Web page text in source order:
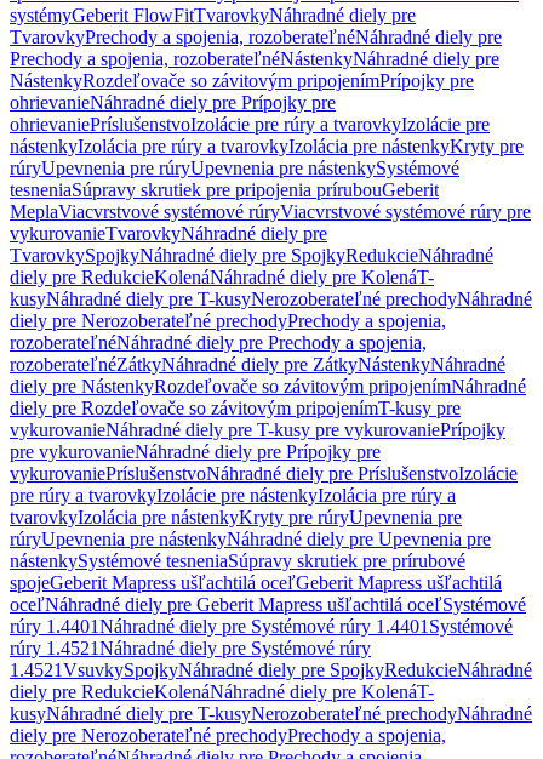
systémyGeberit FlowFitTvarovkyNáhradné diely pre
TvarovkyPrechody a spojenia, rozoberateľnéNáhradné diely pre
Prechody a spojenia, rozoberateľnéNástenkyNáhradné diely pre
NástenkyRozdeľovače so závitovým pripojenímPrípojky pre
ohrievanieNáhradné diely pre Prípojky pre
ohrievaniePríslušenstvoIzolácie pre rúry a tvarovkyIzolácie pre
nástenkyIzolácia pre rúry a tvarovkyIzolácia pre nástenkyKryty pre
rúryUpevnenia pre rúryUpevnenia pre nástenkySystémové
tesneniaSúpravy skrutiek pre pripojenia prírubouGeberit
MeplaViacvrstvové systémové rúryViacvrstvové systémové rúry pre
vykurovanieTvarovkyNáhradné diely pre
TvarovkySpojkyNáhradné diely pre SpojkyRedukcieNáhradné
diely pre RedukcieKolenáNáhradné diely pre KolenáT-
kusyNáhradné diely pre T-kusyNerozoberateľné prechodyNáhradné
diely pre Nerozoberateľné prechodyPrechody a spojenia,
rozoberateľnéNáhradné diely pre Prechody a spojenia,
rozoberateľnéZátkyNáhradné diely pre ZátkyNástenkyNáhradné
diely pre NástenkyRozdeľovače so závitovým pripojenímNáhradné
diely pre Rozdeľovače so závitovým pripojenímT-kusy pre
vykurovanieNáhradné diely pre T-kusy pre vykurovaniePrípojky
pre vykurovanieNáhradné diely pre Prípojky pre
vykurovaniePríslušenstvoNáhradné diely pre PríslušenstvoIzolácie
pre rúry a tvarovkyIzolácie pre nástenkyIzolácia pre rúry a
tvarovkyIzolácia pre nástenkyKryty pre rúryUpevnenia pre
rúryUpevnenia pre nástenkyNáhradné diely pre Upevnenia pre
nástenkySystémové tesneniaSúpravy skrutiek pre prírubové
spojeGeberit Mapress ušľachtilá oceľGeberit Mapress ušľachtilá
oceľNáhradné diely pre Geberit Mapress ušľachtilá oceľSystémové
rúry 1.4401Náhradné diely pre Systémové rúry 1.4401 Systémové
rúry 1.4521Náhradné diely pre Systémové rúry
1.4521VsuvkySpojkyNáhradné diely pre SpojkyRedukcieNáhradné
diely pre RedukcieKolenáNáhradné diely pre KolenáT-
kusyNáhradné diely pre T-kusyNerozoberateľné prechodyNáhradné
diely pre Nerozoberateľné prechodyPrechody a spojenia,